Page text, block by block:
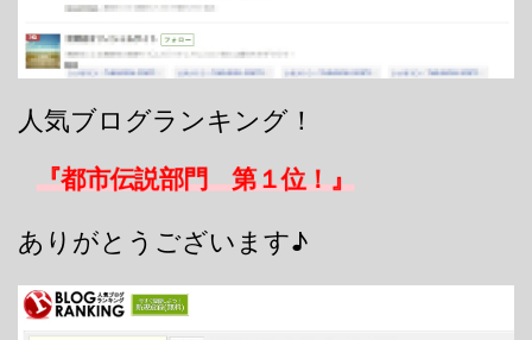
人気ブログランキング！
『都市伝説部門 第１位！』
ありがとうございます♪